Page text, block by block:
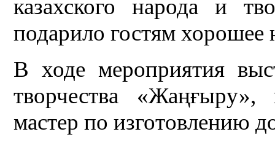
казахского народа и
подарило гостям хорошее
В ходе мероприятия
творчества
мастер по изготовлению